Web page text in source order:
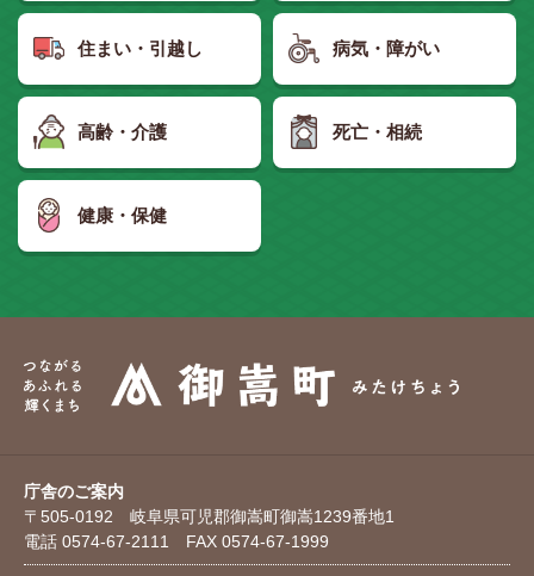
住まい・引越し 病気・障がい
高齢・介護 死亡・相続
健康・保健
庁舎のご案内
〒505-0192 岐阜県可児郡御嵩町御嵩1239番地1
電話 0574-67-2111 FAX 0574-67-1999